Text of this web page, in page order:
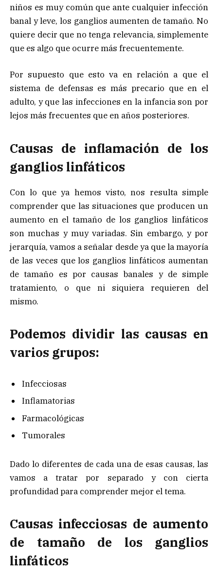
niños es muy común que ante cualquier infección
banal y leve, los ganglios aumenten de tamaño. No
quiere decir que no tenga relevancia, simplemente
que es algo que ocurre más frecuentemente.
Por supuesto que esto va en relación a que el
sistema de defensas es más precario que en el
adulto, y que las infecciones en la infancia son por
lejos más frecuentes que en años posteriores.
Causas de inflamación de los
ganglios linfáticos
Con lo que ya hemos visto, nos resulta simple
comprender que las situaciones que producen un
aumento en el tamaño de los ganglios linfáticos
son muchas y muy variadas. Sin embargo, y por
jerarquía, vamos a señalar desde ya que la mayoría
de las veces que los ganglios linfáticos aumentan
de tamaño es por causas banales y de simple
tratamiento, o que ni siquiera requieren del
mismo.
Podemos dividir las causas en
varios grupos:
Infecciosas
Inflamatorias
Farmacológicas
Tumorales
Dado lo diferentes de cada una de esas causas, las
vamos a tratar por separado y con cierta
profundidad para comprender mejor el tema.
Causas infecciosas de aumento
de tamaño de los ganglios
linfáticos